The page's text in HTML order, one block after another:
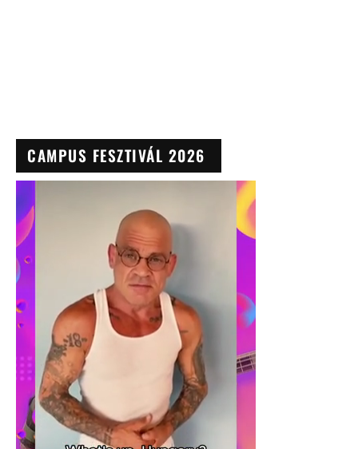
CAMPUS FESZTIVÁL 2026